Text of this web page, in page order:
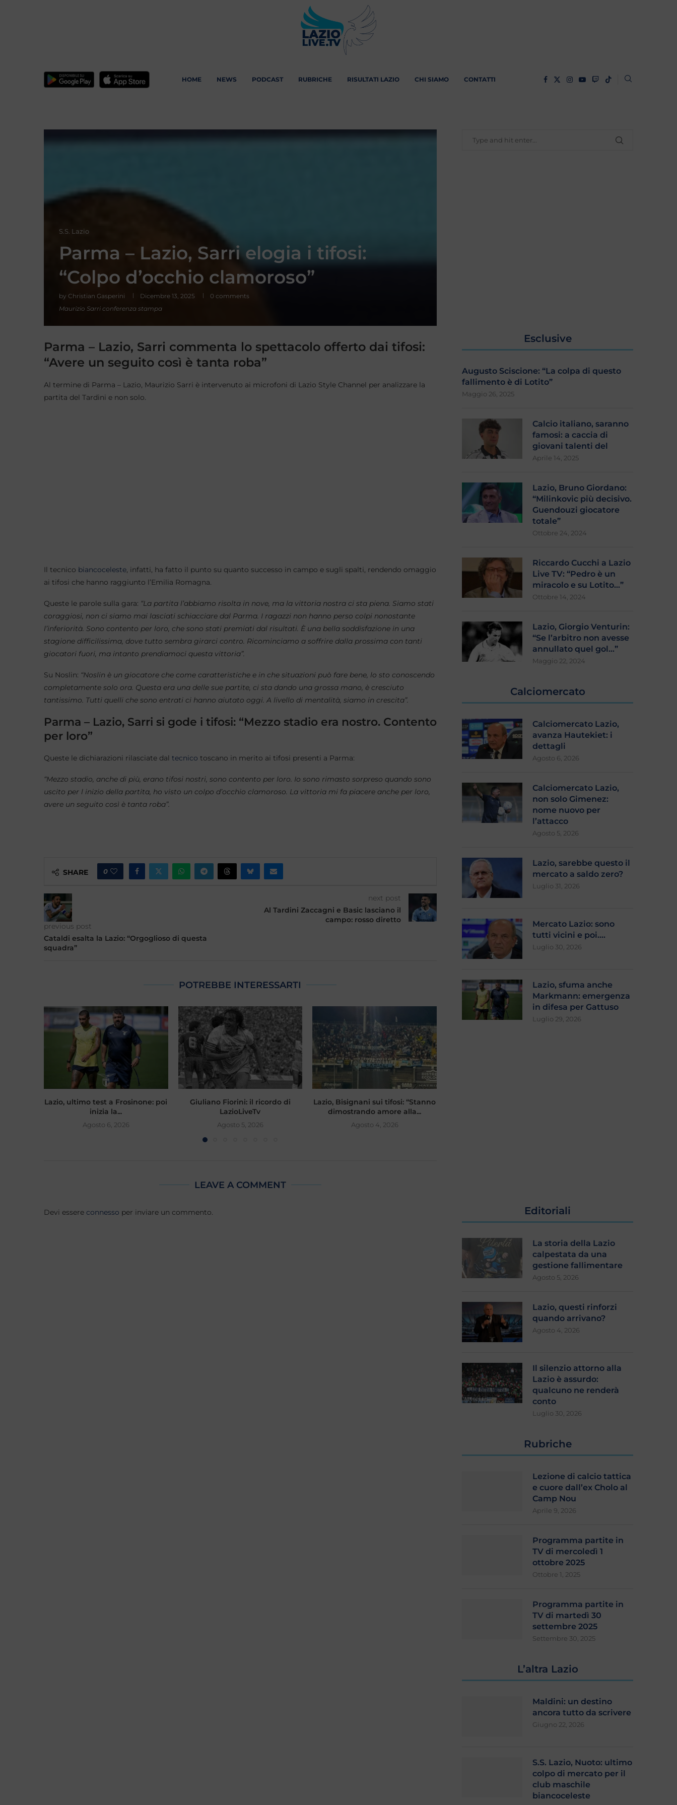
HOME NEWS PODCAST RUBRICHE RISULTATI LAZIO CHI SIAMO CONTATTI
S.S. Lazio
Parma – Lazio, Sarri elogia i tifosi:
“Colpo d’occhio clamoroso”
by Christian Gasperini Dicembre 13, 2025
0 comments
Maurizio Sarri conferenza stampa
Parma – Lazio, Sarri commenta lo spettacolo offerto dai tifosi:
“Avere un seguito così è tanta roba”
Al termine di Parma – Lazio, Maurizio Sarri è intervenuto ai microfoni di Lazio Style Channel per analizzare la
partita del Tardini e non solo.
Il tecnico biancoceleste, infatti, ha fatto il punto su quanto successo in campo e sugli spalti, rendendo omaggio
ai tifosi che hanno raggiunto l’Emilia Romagna.
Queste le parole sulla gara: “La partita l’abbiamo risolta in nove, ma la vittoria nostra ci sta piena. Siamo stati
coraggiosi, non ci siamo mai lasciati schiacciare dal Parma. I ragazzi non hanno perso colpi nonostante
l’inferiorità. Sono contento per loro, che sono stati premiati dal risultati. È una bella soddisfazione in una
stagione difficilissima, dove tutto sembra girarci contro. Ricominciamo a soffrire dalla prossima con tanti
giocatori fuori, ma intanto prendiamoci questa vittoria”.
Su Noslin: “Noslin è un giocatore che come caratteristiche e in che situazioni può fare bene, lo sto conoscendo
completamente solo ora. Questa era una delle sue partite, ci sta dando una grossa mano, è cresciuto
tantissimo. Tutti quelli che sono entrati ci hanno aiutato oggi. A livello di mentalità, siamo in crescita”.
Parma – Lazio, Sarri si gode i tifosi: “Mezzo stadio era nostro. Contento
per loro”
Queste le dichiarazioni rilasciate dal tecnico toscano in merito ai tifosi presenti a Parma:
“Mezzo stadio, anche di più, erano tifosi nostri, sono contento per loro. Io sono rimasto sorpreso quando sono
uscito per l inizio della partita, ho visto un colpo d’occhio clamoroso. La vittoria mi fa piacere anche per loro,
avere un seguito così è tanta roba”.
SHARE 0
previous post
Cataldi esalta la Lazio: “Orgoglioso di questa
squadra”
next post
Al Tardini Zaccagni e Basic lasciano il
campo: rosso diretto
POTREBBE INTERESSARTI
Lazio, ultimo test a Frosinone: poi
inizia la...
Agosto 6, 2026
Giuliano Fiorini: il ricordo di
LazioLiveTv
Agosto 5, 2026
Lazio, Bisignani sui tifosi: “Stanno
dimostrando amore alla...
Agosto 4, 2026
LEAVE A COMMENT
Devi essere connesso per inviare un commento.
Esclusive
Augusto Sciscione: “La colpa di questo
fallimento è di Lotito”
Maggio 26, 2025
Calcio italiano, saranno
famosi: a caccia di
giovani talenti del
Aprile 14, 2025
Lazio, Bruno Giordano:
“Milinkovic più decisivo.
Guendouzi giocatore
totale”
Ottobre 24, 2024
Riccardo Cucchi a Lazio
Live TV: “Pedro è un
miracolo e su Lotito…”
Ottobre 14, 2024
Lazio, Giorgio Venturin:
“Se l’arbitro non avesse
annullato quel gol…”
Maggio 22, 2024
Calciomercato
Calciomercato Lazio,
avanza Hautekiet: i
dettagli
Agosto 6, 2026
Calciomercato Lazio,
non solo Gimenez:
nome nuovo per
l’attacco
Agosto 5, 2026
Lazio, sarebbe questo il
mercato a saldo zero?
Luglio 31, 2026
Mercato Lazio: sono
tutti vicini e poi….
Luglio 30, 2026
Lazio, sfuma anche
Markmann: emergenza
in difesa per Gattuso
Luglio 29, 2026
Editoriali
La storia della Lazio
calpestata da una
gestione fallimentare
Agosto 5, 2026
Lazio, questi rinforzi
quando arrivano?
Agosto 4, 2026
Il silenzio attorno alla
Lazio è assurdo:
qualcuno ne renderà
conto
Luglio 30, 2026
Rubriche
Lezione di calcio tattica
e cuore dall’ex Cholo al
Camp Nou
Aprile 9, 2026
Programma partite in
TV di mercoledì 1
ottobre 2025
Ottobre 1, 2025
Programma partite in
TV di martedì 30
settembre 2025
Settembre 30, 2025
L’altra Lazio
Maldini: un destino
ancora tutto da scrivere
Giugno 22, 2026
S.S. Lazio, Nuoto: ultimo
colpo di mercato per il
club maschile
biancoceleste